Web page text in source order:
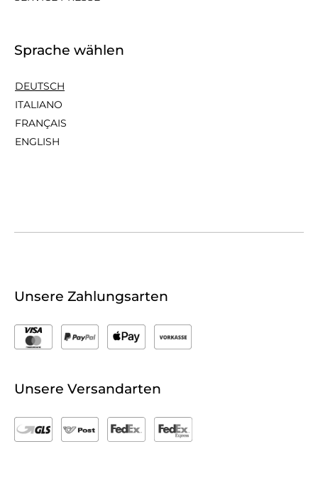
Sprache wählen
DEUTSCH
ITALIANO
FRANÇAIS
ENGLISH
Unsere Zahlungsarten
Unsere Versandarten